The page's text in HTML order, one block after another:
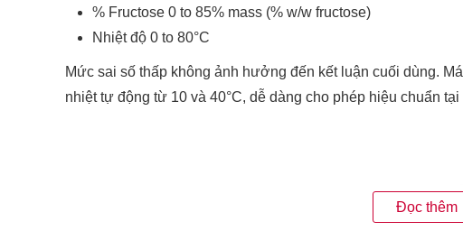
% Fructose 0 to 85% mass (% w/w fructose)
Nhiệt độ 0 to 80°C
Mức sai số thấp không ảnh hưởng đến kết luận cuối dùng.
nhiệt tự động từ 10 và 40°C, dễ dàng cho phép hiệu chuẩn
Đọc thêm